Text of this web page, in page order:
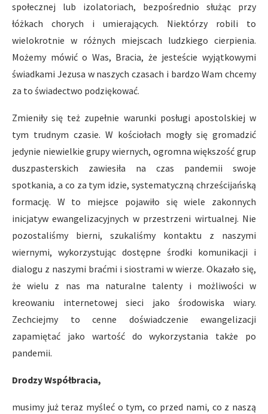
społecznej lub izolatoriach, bezpośrednio służąc przy
łóżkach chorych i umierających. Niektórzy robili to
wielokrotnie w różnych miejscach ludzkiego cierpienia.
Możemy mówić o Was, Bracia, że jesteście wyjątkowymi
świadkami Jezusa w naszych czasach i bardzo Wam chcemy
za to świadectwo podziękować.
Zmieniły się też zupełnie warunki posługi apostolskiej w
tym trudnym czasie. W kościołach mogły się gromadzić
jedynie niewielkie grupy wiernych, ogromna większość grup
duszpasterskich zawiesiła na czas pandemii swoje
spotkania, a co za tym idzie, systematyczną chrześcijańską
formację. W to miejsce pojawiło się wiele zakonnych
inicjatyw ewangelizacyjnych w przestrzeni wirtualnej. Nie
pozostaliśmy bierni, szukaliśmy kontaktu z naszymi
wiernymi, wykorzystując dostępne środki komunikacji i
dialogu z naszymi braćmi i siostrami w wierze. Okazało się,
że wielu z nas ma naturalne talenty i możliwości w
kreowaniu internetowej sieci jako środowiska wiary.
Zechciejmy to cenne doświadczenie ewangelizacji
zapamiętać jako wartość do wykorzystania także po
pandemii.
Drodzy Współbracia,
musimy już teraz myśleć o tym, co przed nami, co z naszą